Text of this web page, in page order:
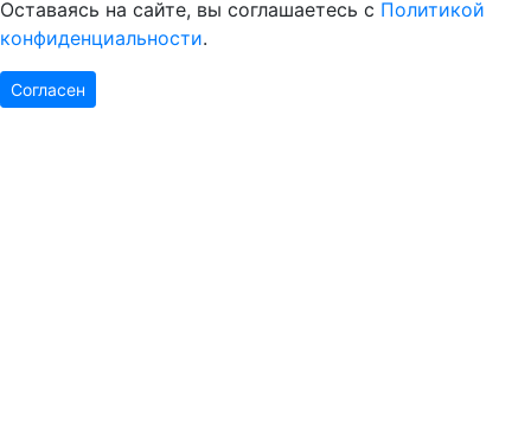
Оставаясь на сайте, вы соглашаетесь с Политикой
конфиденциальности.
Согласен